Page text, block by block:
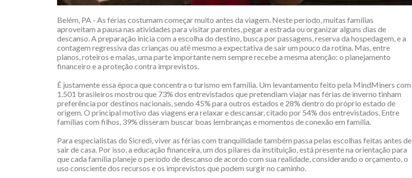
Belém, PA - As férias costumam começar muito antes da viagem. Neste período, muitas famílias
aproveitam a pausa nas atividades para visitar parentes, pegar a estrada ou organizar alguns dias de
descanso. A preparação inicia com a escolha do destino, busca por passagens, reserva da hospedagem, e a
contagem regressiva das crianças ou até mesmo a expectativa de sair um pouco da rotina. Mas, entre
planos, roteiros e malas, uma parte importante nem sempre recebe a mesma atenção: o planejamento
financeiro e a proteção contra imprevistos.
É justamente essa época que concentra o turismo em família. Um levantamento feito pela MindMiners com
1.501 brasileiros mostrou que 73% dos entrevistados que pretendiam viajar nas férias de inverno tinham
preferência por destinos nacionais, sendo 45% para outros estados e 28% dentro do próprio estado de
origem. O principal motivo das viagens era relaxar e descansar, citado por 54% dos entrevistados. Entre
famílias com filhos, 39% disseram buscar boas lembranças e momentos de conexão em família.
Para especialistas do Sicredi, viver as férias com tranquilidade também passa pelas escolhas feitas antes de
sair de casa. Por isso, a educação financeira, um dos pilares da instituição, está presente na orientação para
que cada família planeje o período de descanso de acordo com sua realidade, considerando o orçamento, o
uso consciente dos recursos e os imprevistos que podem surgir no caminho.